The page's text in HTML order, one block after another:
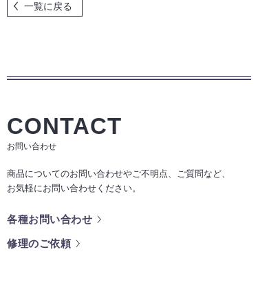
一覧に戻る
CONTACT
お問い合わせ
商品についてのお問い合わせやご不明点、ご質問など、
お気軽にお問い合わせください。
各種お問い合わせ
修理のご依頼